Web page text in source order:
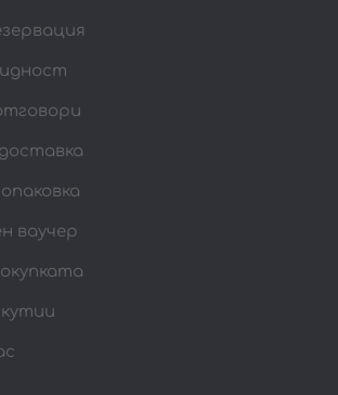
ваучер